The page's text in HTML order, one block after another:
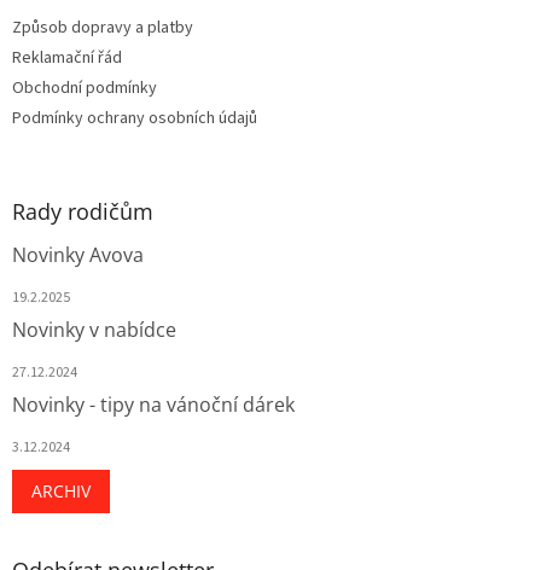
Způsob dopravy a platby
Reklamační řád
Obchodní podmínky
Podmínky ochrany osobních údajů
Rady rodičům
Novinky Avova
19.2.2025
Novinky v nabídce
27.12.2024
Novinky - tipy na vánoční dárek
3.12.2024
ARCHIV